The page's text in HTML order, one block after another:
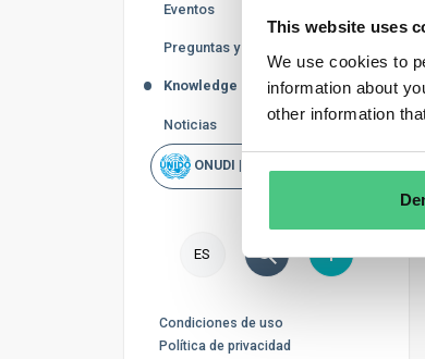
This website uses
We use cookies to
information about
other information
Eventos
Preguntas y Respuestas
Knowledge Base
Noticias
ONUDI | Rapid Scan
ES
Condiciones de uso
Política de privacidad